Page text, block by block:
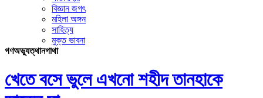
বিজ্ঞান জগৎ
মহিলা অঙ্গন
সাহিত্য
মুক্ত ভাবনা
গণঅভ্যুত্থানগাথা
খেতে বসে ভুলে এখনো শহীদ তানহাকে